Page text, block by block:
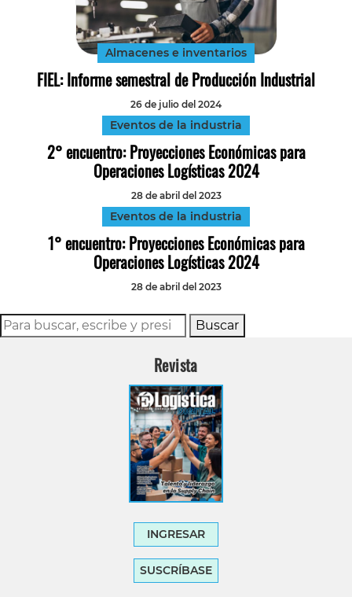
Almacenes e inventarios
FIEL: Informe semestral de Producción Industrial
26 de julio del 2024
Eventos de la industria
2° encuentro: Proyecciones Económicas para
Operaciones Logísticas 2024
28 de abril del 2023
Eventos de la industria
1° encuentro: Proyecciones Económicas para
Operaciones Logísticas 2024
28 de abril del 2023
Buscar
Revista
INGRESAR
SUSCRÍBASE